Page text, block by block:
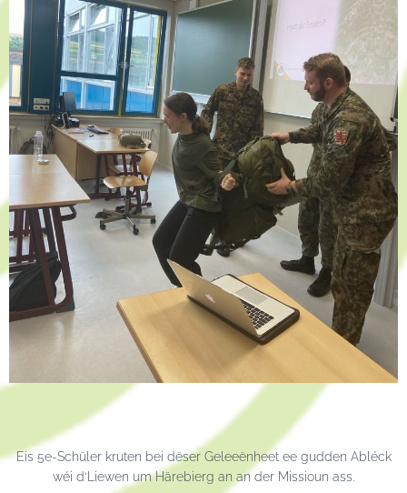
Eis 5e-Schüler kruten bei dëser Geleeënheet ee gudden Abléck
wéi d‘Liewen um Härebierg an an der Missioun ass.